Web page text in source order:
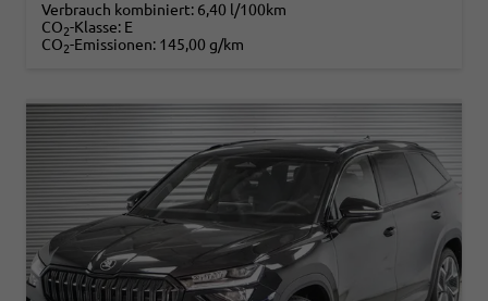
Verbrauch kombiniert: 6,40 l/100km
CO2-Klasse: E
CO2-Emissionen: 145,00 g/km